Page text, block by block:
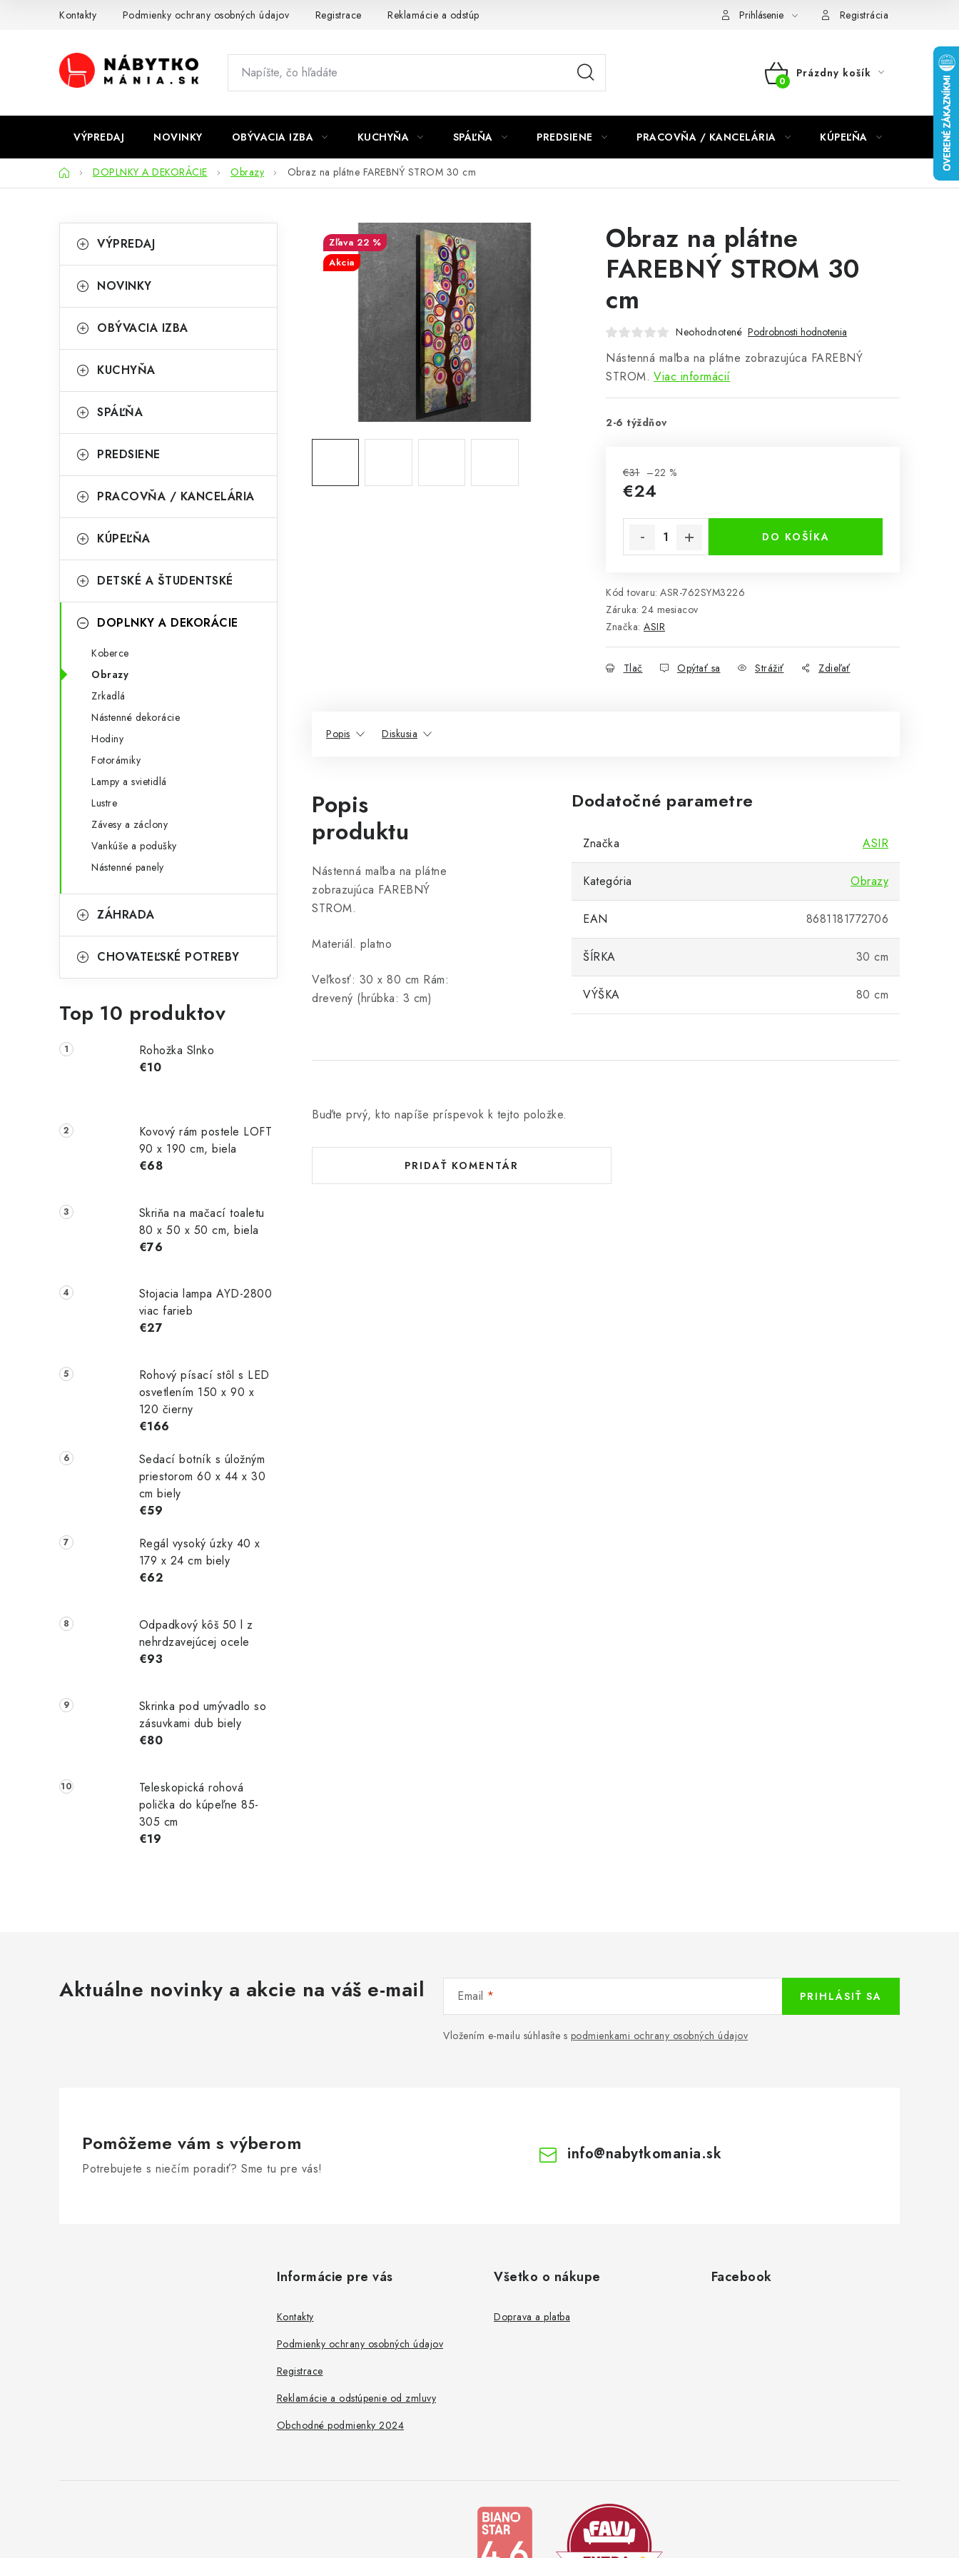
Kontakty Podmienky ochrany osobných údajov Registrace Reklamácie a odstúpenie od zmluvy Prihlásenie Registrácia
NÁKUPNÝ
Prázdny košík
VÝPREDAJ NOVINKY OBÝVACIA IZBA KUCHYŇA SPÁĽŇA PREDSIENE PRACOVŇA / KANCELÁRIA KÚPEĽŇA
DomovDOPLNKY A DEKORÁCIE Obrazy Obraz na plátne FAREBNÝ STROM 30 cm
o
n
ý
a
n
l
kategórie
a
e
ó
i
VÝPREDAJ
NOVINKY
OBÝVACIA IZBA
KUCHYŇA
SPÁĽŇA
PREDSIENE
PRACOVŇA / KANCELÁRIA
KÚPEĽŇA
DETSKÉ A ŠTUDENTSKÉ
DOPLNKY A DEKORÁCIE
Koberce
Obrazy
Zrkadlá
Nástenné dekorácie
Hodiny
Fotorámiky
Lampy a svietidlá
Lustre
Závesy a záclony
Vankúše a podušky
Nástenné panely
ZÁHRADA
CHOVATEĽSKÉ POTREBY
Top 10 produktov
Rohožka Slnko
€10
Kovový rám postele LOFT
90 x 190 cm, biela
€68
Skriňa na mačací toaletu
80 x 50 x 50 cm, biela
€76
Stojacia lampa AYD-2800
viac farieb
€27
Rohový písací stôl s LED
osvetlením 150 x 90 x
120 čierny
€166
Sedací botník s úložným
priestorom 60 x 44 x 30
cm biely
€59
Regál vysoký úzky 40 x
179 x 24 cm biely
€62
Odpadkový kôš 50 l z
nehrdzavejúcej ocele
€93
Skrinka pod umývadlo so
zásuvkami dub biely
€80
Teleskopická rohová
polička do kúpeľne 85-
305 cm
€19
Obraz na plátne
FAREBNÝ STROM 30
cm
Neohodnotené Podrobnosti hodnotenia
Nástenná maľba na plátne zobrazujúca FAREBNÝ
STROM. Viac informácií
2-6 týždňov
€31 –22 %
€24
DO KOŠÍKA
Kód tovaru: ASR-762SYM3226
Záruka: 24 mesiacov
Značka: ASIR
Tlač Opýtať sa Strážiť Zdieľať
22 %
Akcia
Popis Diskusia
Popis
produktu
Nástenná maľba na plátne
zobrazujúca FAREBNÝ
STROM.
Materiál. platno
Veľkosť: 30 x 80 cm Rám:
drevený (hrúbka: 3 cm)
Dodatočné parametre
Značka ASIR
Kategória Obrazy
EAN 8681181772706
ŠÍRKA 30 cm
VÝŠKA 80 cm
Buďte prvý, kto napíše príspevok k tejto položke.
PRIDAŤ KOMENTÁR
Aktuálne novinky a akcie na váš e-mail Email
Vložením e-mailu súhlasíte s podmienkami ochrany osobných údajov
PRIHLÁSIŤ SA
Pomôžeme vám s výberom
Potrebujete s niečím poradiť? Sme tu pre vás!
info@nabytkomania.sk
Informácie pre vás
Kontakty
Podmienky ochrany osobných údajov
Registrace
Reklamácie a odstúpenie od zmluvy
Obchodné podmienky 2024
Všetko o nákupe
Doprava a platba
Facebook